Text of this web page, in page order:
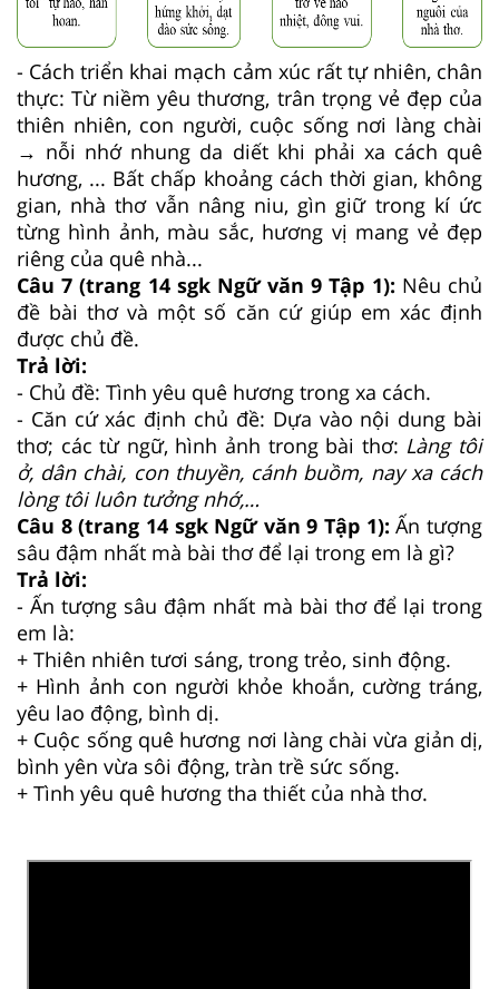
- Cách triển khai mạch cảm xúc rất tự nhiên, chân
thực: Từ niềm yêu thương, trân trọng vẻ đẹp của
thiên nhiên, con người, cuộc sống nơi làng chài
→ nỗi nhớ nhung da diết khi phải xa cách quê
hương, ... Bất chấp khoảng cách thời gian, không
gian, nhà thơ vẫn nâng niu, gìn giữ trong kí ức
từng hình ảnh, màu sắc, hương vị mang vẻ đẹp
riêng của quê nhà...
Câu 7 (trang 14 sgk Ngữ văn 9 Tập 1): Nêu chủ
đề bài thơ và một số căn cứ giúp em xác định
được chủ đề.
Trả lời:
- Chủ đề: Tình yêu quê hương trong xa cách.
- Căn cứ xác định chủ đề: Dựa vào nội dung bài
thơ; các từ ngữ, hình ảnh trong bài thơ: Làng tôi
ở, dân chài, con thuyền, cánh buồm, nay xa cách
lòng tôi luôn tưởng nhớ,…
Câu 8 (trang 14 sgk Ngữ văn 9 Tập 1):Ấn tượng
sâu đậm nhất mà bài thơ để lại trong em là gì?
Trả lời:
- Ấn tượng sâu đậm nhất mà bài thơ để lại trong
em là:
+ Thiên nhiên tươi sáng, trong trẻo, sinh động.
+ Hình ảnh con người khỏe khoắn, cường tráng,
yêu lao động, bình dị.
+ Cuộc sống quê hương nơi làng chài vừa giản dị,
bình yên vừa sôi động, tràn trề sức sống.
+ Tình yêu quê hương tha thiết của nhà thơ.